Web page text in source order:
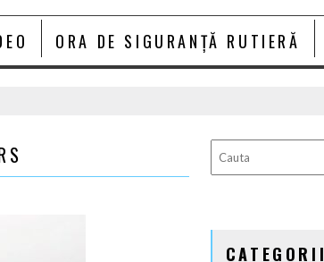
ORA DE SIGURANȚĂ RUTIERĂ
CATEGORII